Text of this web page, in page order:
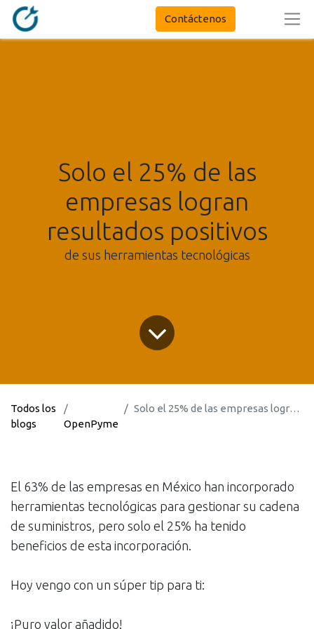
Contáctenos
Solo el 25% de las
empresas logran
resultados positivos
de sus herramientas tecnológicas
Todos los
blogs
OpenPyme
Solo el 25% de las empresas logran resultados positivos
El 63% de las empresas en México han incorporado
herramientas tecnológicas para gestionar su cadena
de suministros, pero solo el 25% ha tenido
beneficios de esta incorporación.
Hoy vengo con un súper tip para ti:
¡Puro valor añadido!